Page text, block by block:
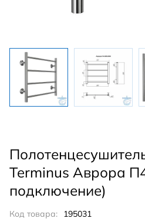
Terminus Аврора
подключение)
Код товара:
195031